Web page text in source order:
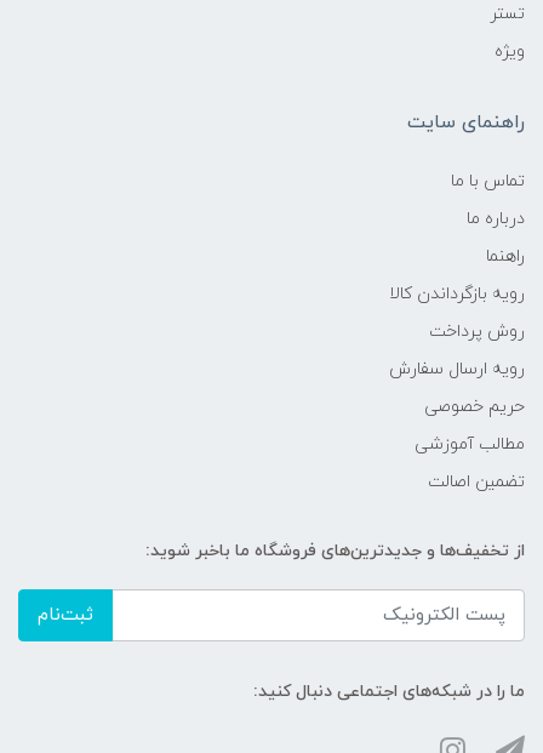
تستر
ویژه
راهنمای سایت
تماس با ما
درباره ما
راهنما
رویه‌ بازگرداندن کالا
روش پرداخت
رویه ارسال سفارش
حریم خصوصی
مطالب آموزشی
تضمین اصالت
از تخفیف‌ها و جدیدترین‌های فروشگاه ما باخبر شوید:
ثبت‌نام
ما را در شبکه‌های اجتماعی دنبال کنید: